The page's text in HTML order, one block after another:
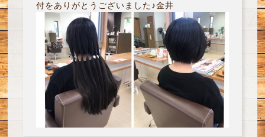
付をありがとうございました♪金井